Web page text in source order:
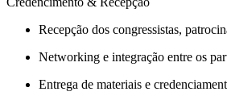
Recepção dos congressistas,
Networking e integração entre os
Entrega de materiais e